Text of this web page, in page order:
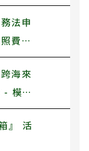
法申
費收
六條
海來
- 模範
』 活